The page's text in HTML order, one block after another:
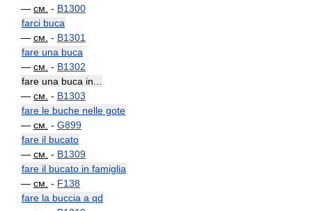
— см. - B1300
farci buca
— см. - B1301
fare una buca
— см. - B1302
fare una buca in...
— см. - B1303
fare le buche nelle gote
— см. - G899
fare il bucato
— см. - B1309
fare il bucato in famiglia
— см. - F138
fare la buccia a qd